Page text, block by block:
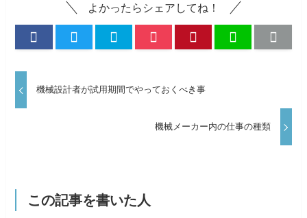
よかったらシェアしてね！
機械設計者が試用期間でやっておくべき事
機械メーカー内の仕事の種類
この記事を書いた人